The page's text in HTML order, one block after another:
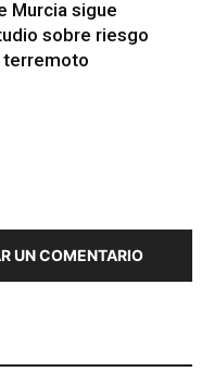
Murcia sigue
sobre riesgo
terremoto
UN COMENTARIO